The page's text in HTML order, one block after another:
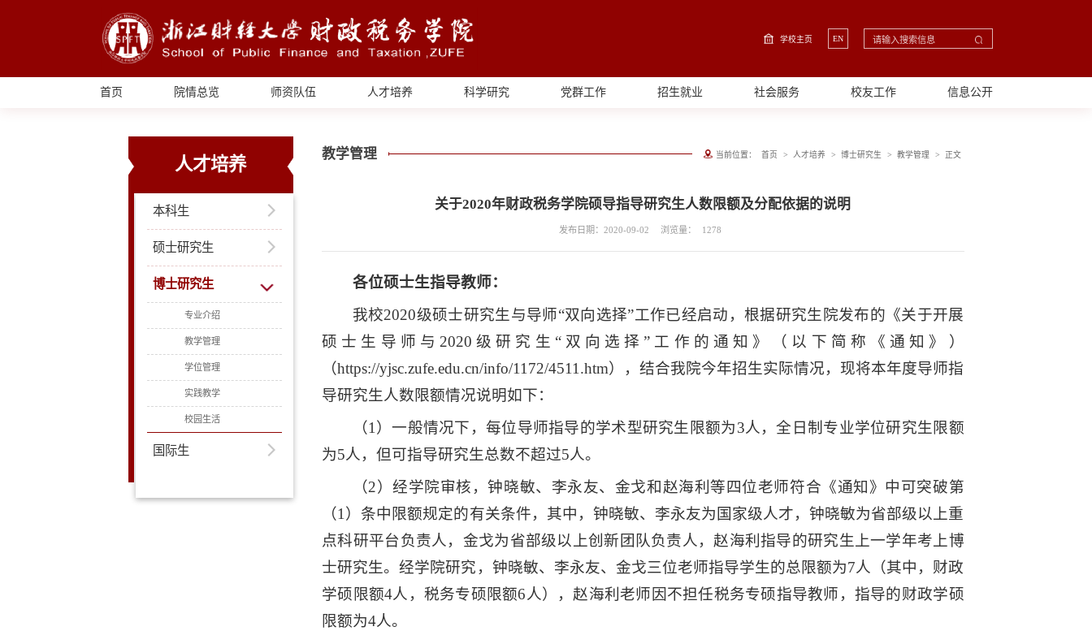
学校主页 EN
首页 院情总览 师资队伍 人才培养 科学研究 党群工作 招生就业 社会服务 校友工作 信息公开
人才培养
本科生
硕士研究生
博士研究生
专业介绍
教学管理
学位管理
实践教学
校园生活
国际生
教学管理 当前位置： 首页 > 人才培养 > 博士研究生 > 教学管理 > 正文
关于2020年财政税务学院硕导指导研究生人数限额及分配依据的说明
发布日期：2020-09-02 浏览量： 1278
各位硕士生指导教师：
我校2020级硕士研究生与导师“双向选择”工作已经启动，根据研究生院发布的《关于开展
硕士生导师与2020级研究生“双向选择”工作的通知》（以下简称《通知》）
（https://yjsc.zufe.edu.cn/info/1172/4511.htm），结合我院今年招生实际情况，现将本年度导师指
导研究生人数限额情况说明如下：
（1）一般情况下，每位导师指导的学术型研究生限额为3人，全日制专业学位研究生限额
为5人，但可指导研究生总数不超过5人。
（2）经学院审核，钟晓敏、李永友、金戈和赵海利等四位老师符合《通知》中可突破第
（1）条中限额规定的有关条件，其中，钟晓敏、李永友为国家级人才，钟晓敏为省部级以上重
点科研平台负责人，金戈为省部级以上创新团队负责人，赵海利指导的研究生上一学年考上博
士研究生。经学院研究，钟晓敏、李永友、金戈三位老师指导学生的总限额为7人（其中，财政
学硕限额4人，税务专硕限额6人），赵海利老师因不担任税务专硕指导教师，指导的财政学硕
限额为4人。